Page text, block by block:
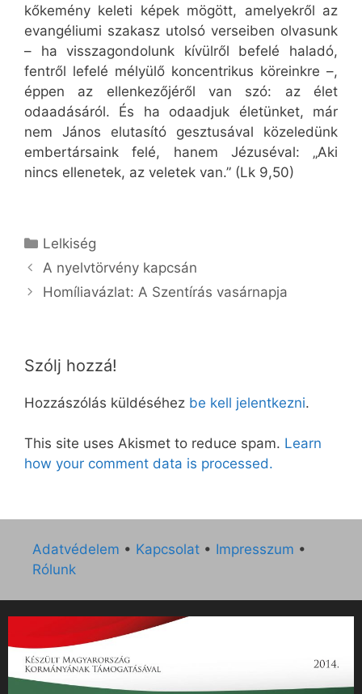
kőkemény keleti képek mögött, amelyekről az
evangéliumi szakasz utolsó verseiben olvasunk
– ha visszagondolunk kívülről befelé haladó,
fentről lefelé mélyülő koncentrikus köreinkre –,
éppen az ellenkezőjéről van szó: az élet
odaadásáról. És ha odaadjuk életünket, már
nem János elutasító gesztusával közeledünk
embertársaink felé, hanem Jézuséval: „Aki
nincs ellenetek, az veletek van.” (Lk 9,50)
Kategória
Lelkiség
A nyelvtörvény kapcsán
Homíliavázlat: A Szentírás vasárnapja
Szólj hozzá!
Hozzászólás küldéséhez be kell jelentkezni.
This site uses Akismet to reduce spam. Learn
how your comment data is processed.
Adatvédelem • Kapcsolat • Impresszum •
Rólunk